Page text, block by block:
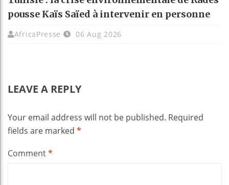
pousse Kaïs Saïed à intervenir en personne
AfricaPresse 06 Aug 2026
LEAVE A REPLY
Your email address will not be published. Required
fields are marked *
Comment*